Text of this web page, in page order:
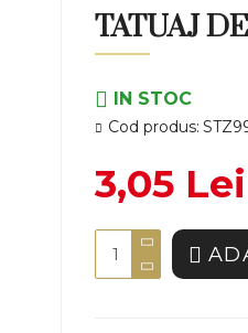
TATUAJ
IN STOC
Cod produs:
3,05 Lei